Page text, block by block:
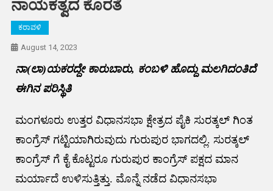
ನಾಯಕತ್ವದ ಕೊರತೆ
ಕರಾವಳಿ
August 14, 2023
ನಾ(ಲಾ)ಯಕರದ್ದೇ ಕಾರುಬಾರು, ಕಂಬಳಿ ಹೊದ್ದು ಮಲಗಿದಂತಿದೆ
ಈಗಿನ ಪರಿಸ್ಥಿತಿ
ಮಂಗಳೂರು ಉತ್ತರ ವಿಧಾನಸಭಾ ಕ್ಷೇತ್ರದ ಪೈಕಿ ಸುರತ್ಕಲ್ ಗಿಂತ
ಕಾಂಗ್ರೆಸ್ ಗಟ್ಟಿಯಾಗಿರುವುದು ಗುರುಪುರ ಭಾಗದಲ್ಲಿ. ಸುರತ್ಕಲ್
ಕಾಂಗ್ರೆಸ್ ಗೆ ಕೈ ಕೊಟ್ಟರೂ ಗುರುಪುರ ಕಾಂಗ್ರೆಸ್ ಪಕ್ಷದ ಮಾನ
ಮರ್ಯಾದೆ ಉಳಿಸುತ್ತಿತ್ತು. ಮೊನ್ನೆ ನಡೆದ ವಿಧಾನಸಭಾ